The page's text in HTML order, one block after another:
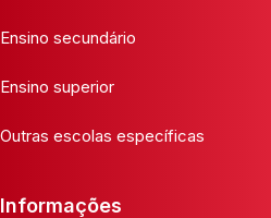
Ensino secundário
Ensino superior
Outras escolas específicas
Informações